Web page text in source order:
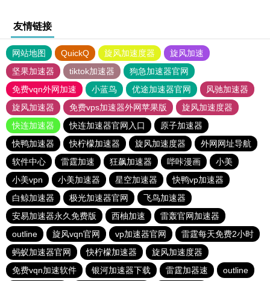
友情链接
网站地图 QuickQ 旋风加速度器
旋风加速
坚果加速器
tiktok加速器
狗急加速器官网
免费vqn外网加速
小蓝鸟 优途加速器官网
风驰加速器
旋风加速器
免费vps加速器外网苹果版
旋风加速度器
快连加速器
快连加速器官网入口
原子加速器
快鸭加速器
快柠檬加速器 旋风加速度器
外网网址导航
软件中心
雷霆加速 狂飙加速器 哔咔漫画
小美
小美vpn
小美加速器 星空加速器
快鸭vp加速器
白鲸加速器
极光加速器官网
飞鸟加速器
安易加速器永久免费版
西柚加速
雷轰官网加速器
outline
旋风vqn官网 vp加速器官网
雷霆每天免费2小时
蚂蚁加速器官网
快柠檬加速器
旋风加速度器
免费vqn加速软件
银河加速器下载 雷霆加器速 outline